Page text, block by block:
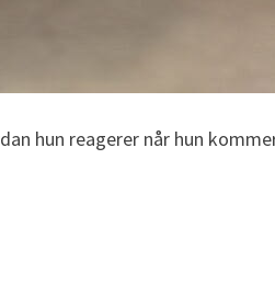
hun reagerer når hun